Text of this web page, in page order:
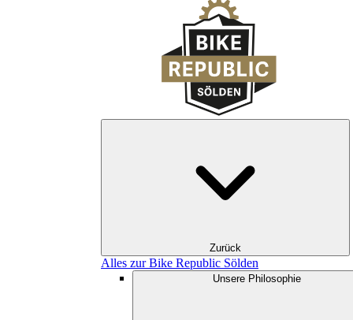
Zurück
Alles zur Bike Republic Sölden
Unsere Philosophie